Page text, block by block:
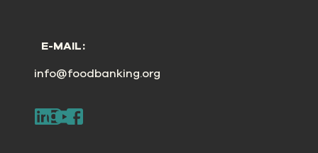
E-MAIL:
info@foodbanking.org